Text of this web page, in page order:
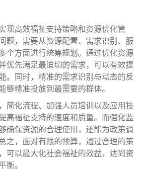
现高效福祉支持策略和资源优化管
题，需要从资源配置、需求识别、服
个方面进行统筹规划。通过优化资源
优先满足最迫切的需求，可以有效提
。同时，精准的需求识别与动态的反
够精准投放到最需要的群体。
简化流程、加强人员培训以及应用技
高福祉支持的速度和质量。而强化监
确保资源的合理使用，还能为政策调
之，面对有限的预算，通过合理的策
可以最大化社会福祉的效益，达到资
衡。